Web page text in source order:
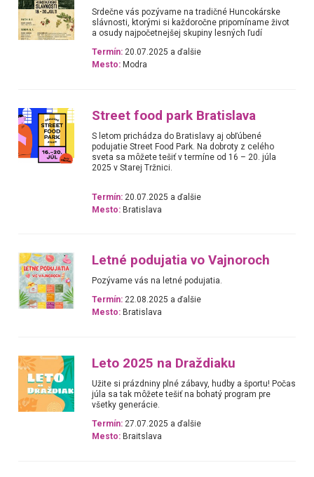
Srdečne vás pozývame na tradičné Huncokárske
slávnosti, ktorými si každoročne pripomíname život
a osudy najpočetnejšej skupiny lesných ľudí
Termín: 20.07.2025 a ďalšie
Mesto: Modra
Street food park Bratislava
S letom prichádza do Bratislavy aj obľúbené
podujatie Street Food Park. Na dobroty z celého
sveta sa môžete tešiť v termíne od 16 – 20. júla
2025 v Starej Tržnici.
Termín: 20.07.2025 a ďalšie
Mesto: Bratislava
Letné podujatia vo Vajnoroch
Pozývame vás na letné podujatia.
Termín: 22.08.2025 a ďalšie
Mesto: Bratislava
Leto 2025 na Draždiaku
Užite si prázdniny plné zábavy, hudby a športu! Počas
júla sa tak môžete tešiť na bohatý program pre
všetky generácie.
Termín: 27.07.2025 a ďalšie
Mesto: Braitslava